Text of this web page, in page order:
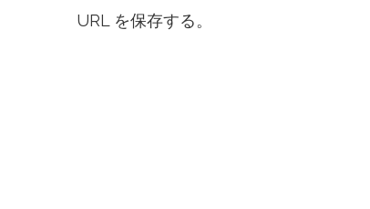
URL を保存する。